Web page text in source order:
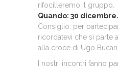
rifocilleremo il gruppo.
Quando: 30
Consiglio: per
ricordatevi che si parte
alla croce di Ugo Bucari
I nostri incontri fanno